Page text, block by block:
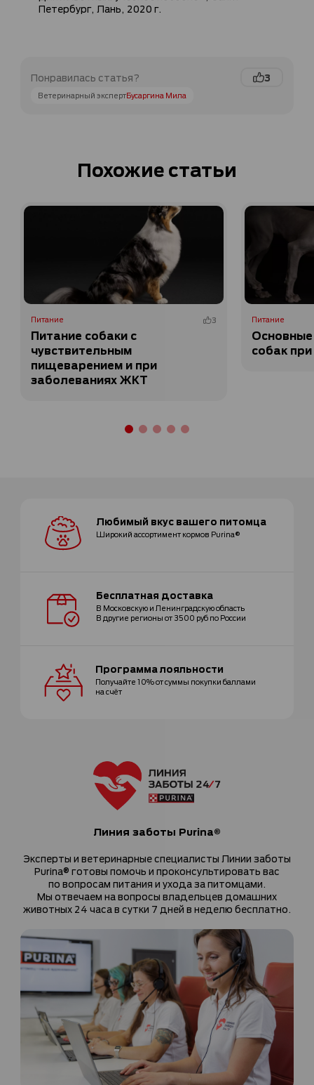
Петербург, Лань, 2020 г.
Понравилась статья? 3
Ветеринарный экспертБусаргина Мила
Похожие статьи
Питание 3
Питание собаки с
чувствительным
пищеварением и при
заболеваниях ЖКТ
Питание
собак
Любимый вкусвашего питомца
Широкий ассортимент кормов Purina®
Бесплатная доставка
В Московскую и Ленинградскую область
В другие регионы от 3500 руб по России
Программалояльности
Получайте 10% от суммы покупки баллами
на счёт
Линия заботы Purina®
Эксперты и ветеринарные специалисты Линии заботы
Purina® готовы помочь и проконсультировать вас
по вопросам питания и ухода за питомцами.
Мы отвечаем на вопросы владельцев домашних
животных 24 часа в сутки 7 дней в неделю бесплатно.